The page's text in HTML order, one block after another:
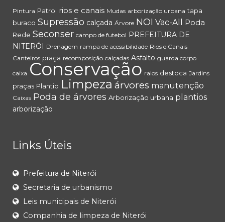
Pintura Patrol rios e canais Mudas arborização urbana tapa
buraco Supressão calçada Árvore NOI Vac-All Poda
Rede Seconser campo de futebol PREFEITURA DE
NITERÓI
Drenagem rampa de acessibilidade Rios e Canais
Canteiros praça recomposição calçadas Asfalto guarda corpo
caixa Conservação ralos destoca Jardins
praças Plantio Limpeza árvores manutenção
Caixas Poda de árvores Arborização urbana plantios
arborização
Links Úteis
Prefeitura de Niterói
Secretaria de urbanismo
Leis municipais de Niterói
Companhia de limpeza de Niterói